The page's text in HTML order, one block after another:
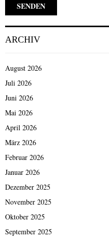
ARCHIV
August 2026
Juli 2026
Juni 2026
Mai 2026
April 2026
März 2026
Februar 2026
Januar 2026
Dezember 2025
November 2025
Oktober 2025
September 2025